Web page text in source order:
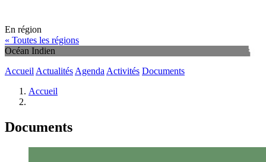
En région
« Toutes les régions
Océan Indien
Accueil Actualités Agenda Activités Documents
Accueil
Documents